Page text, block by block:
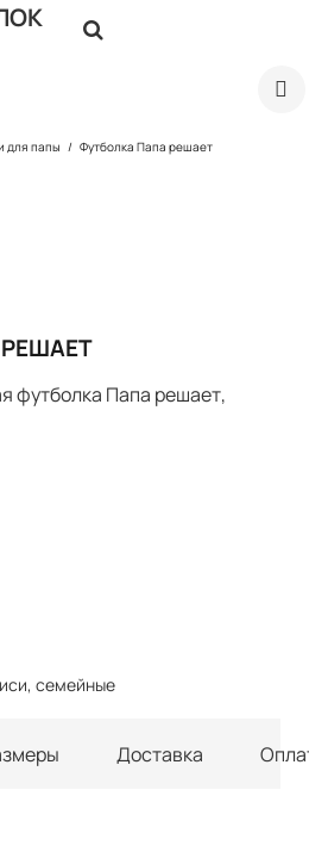
для папы / Футболка Папа решает
футболка Папа решает,
, семейные
Доставка